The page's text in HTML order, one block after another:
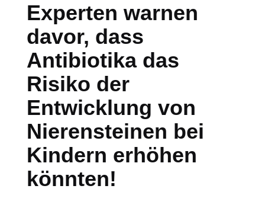
Experten warnen
davor, dass
Antibiotika das
Risiko der
Entwicklung von
Nierensteinen bei
Kindern erhöhen
könnten!